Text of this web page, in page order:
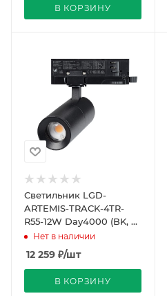
В КОРЗИНУ
Светильник LGD-
ARTEMIS-TRACK-4TR-
R55-12W Day4000 (BK, 8-
80 deg, 230V, TRIAC)
(Arlight, IP20 Металл,
Нет в наличии
12 259 ₽/шт
В КОРЗИНУ